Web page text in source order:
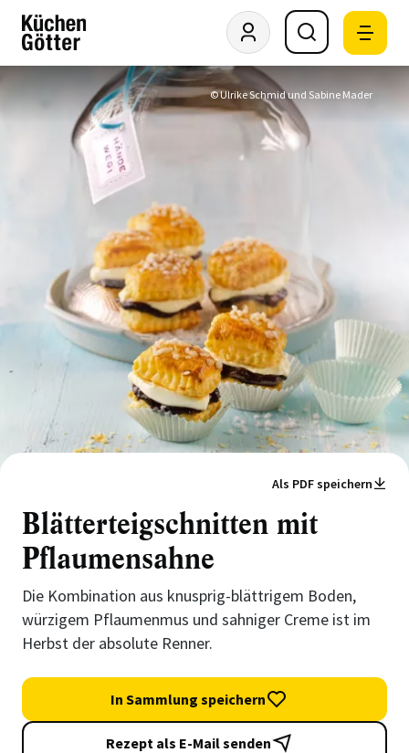
© Ulrike Schmid und Sabine Mader
Als PDF speichern
Blätterteigschnitten mit
Pflaumensahne
Die Kombination aus knusprig-blättrigem Boden,
würzigem Pflaumenmus und sahniger Creme ist im
Herbst der absolute Renner.
In Sammlung speichern
Rezept als E-Mail senden